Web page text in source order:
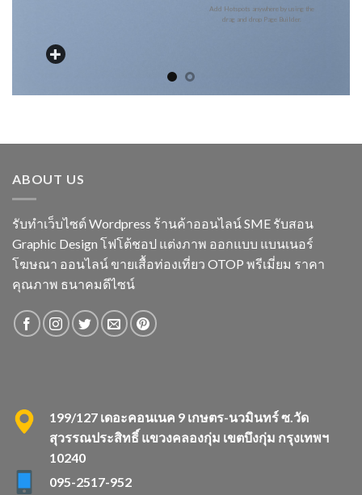
Add Hotspots anywhere by using the
drag and drop Page Builder.
ABOUT US
รับทำเว็บไซต์ Wordpress ร้านค้าออนไลน์ SME รับสอน
Graphic Design โฟโต้ชอป แต่งภาพ ออกแบบ แบนเนอร์
โฆษณา ออนไลน์ ขายเสื้อท่องเที่ยว OTOP พรีเมี่ยม ราคา
คุณภาพ ธนาคมดีไซน์
199/127 เดอะคอนเนค 9 เกษตร-นวมินทร์ ซ.วัด
สุวรรณประสิทธิ์ แขวงคลองกุ่ม เขตบึงกุ่ม กรุงเทพฯ
10240
095-2517-952